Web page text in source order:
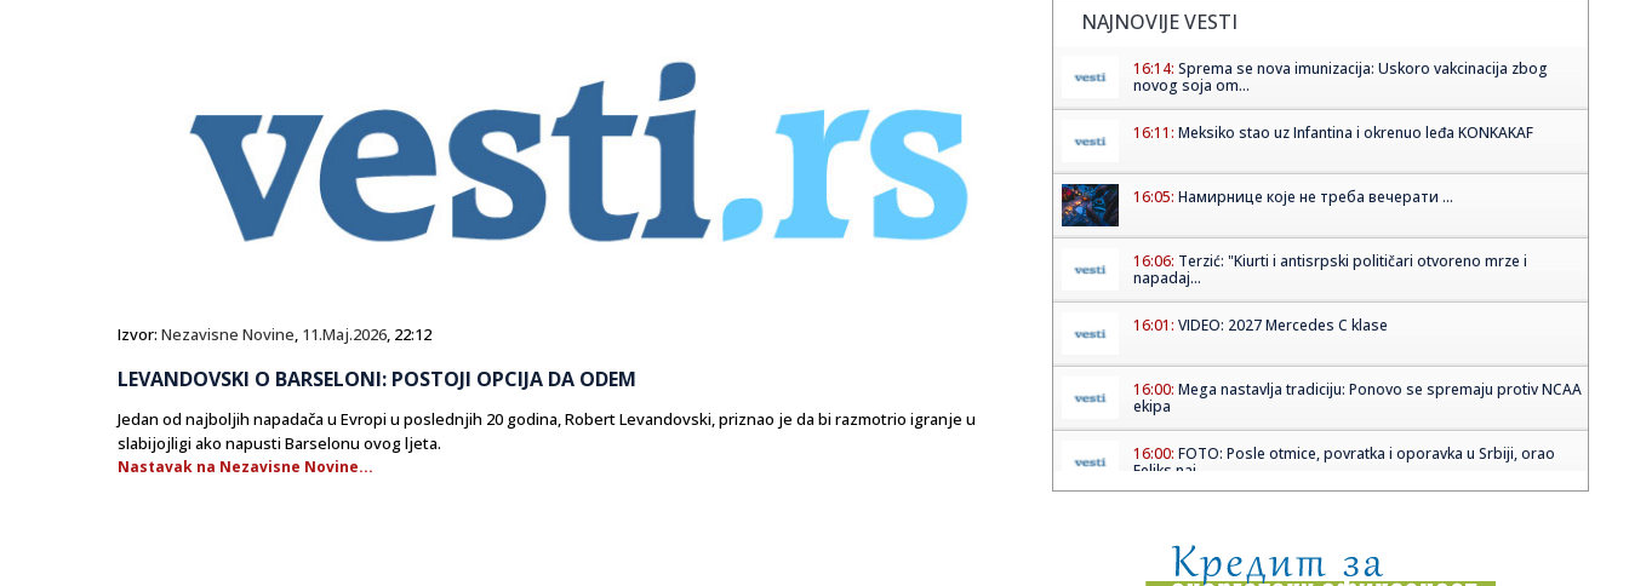
Izvor: Nezavisne Novine, 11.Maj.2026, 22:12
LEVANDOVSKI O BARSELONI: POSTOJI OPCIJA DA ODEM
Jedan od najboljih napadača u Evropi u poslednjih 20 godina, Robert Levandovski, priznao je da bi razmotrio igranje u
slabijojligi ako napusti Barselonu ovog ljeta.
Nastavak na Nezavisne Novine...
NAJNOVIJE VESTI
16:14: Sprema se nova imunizacija: Uskoro vakcinacija zbog
novog soja om...
16:11: Meksiko stao uz Infantina i okrenuo leđa KONKAKAF
16:05: Намирнице које не треба вечерати ...
16:06: Terzić: "Kiurti i antisrpski političari otvoreno mrze i
napadaj...
16:01: VIDEO: 2027 Mercedes C klase
16:00: Mega nastavlja tradiciju: Ponovo se spremaju protiv NCAA
ekipa
16:00: FOTO: Posle otmice, povratka i oporavka u Srbiji, orao
Feliks naj...